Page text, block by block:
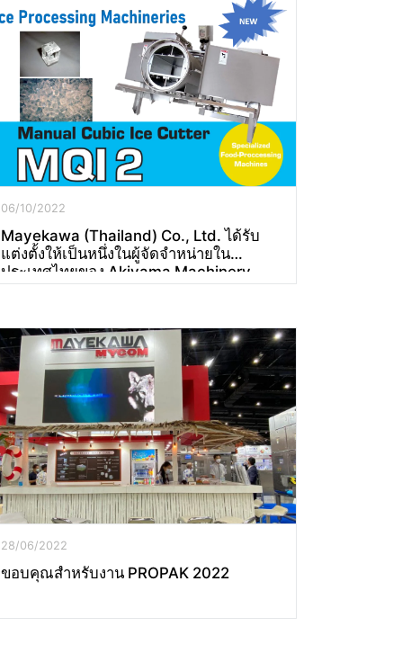
06/10/2022
Mayekawa (Thailand) Co., Ltd. ได้รับ
แต่งตั้งให้เป็นหนึ่งในผู้จัดจำหน่ายใน
ประเทศไทยของ Akiyama Machinery
Co., Ltd. ประเทศญี่ปุ่น
28/06/2022
ขอบคุณสำหรับงาน PROPAK 2022